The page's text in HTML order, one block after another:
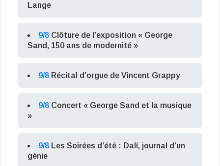
Lange
9/8 Clôture de l’exposition « George
Sand, 150 ans de modernité »
9/8 Récital d’orgue de Vincent Grappy
9/8 Concert « George Sand et la musique
»
9/8 Les Soirées d’été : Dalí, journal d’un
génie